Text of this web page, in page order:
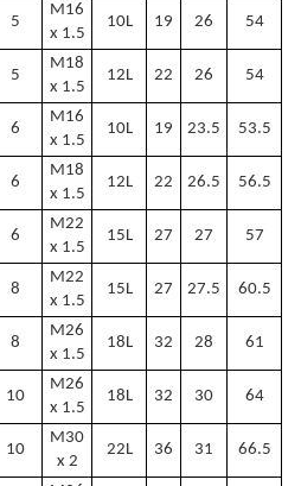
5
M16
x 1.5
10L 19 26 54
5
M18
x 1.5
12L 22 26 54
6
M16
x 1.5
10L 19 23.5 53.5
6
M18
x 1.5
12L 22 26.5 56.5
6
M22
x 1.5
15L 27 27 57
8
M22
x 1.5
15L 27 27.5 60.5
8
M26
x 1.5
18L 32 28 61
10
M26
x 1.5
18L 32 30 64
10
M30
x 2
22L 36 31 66.5